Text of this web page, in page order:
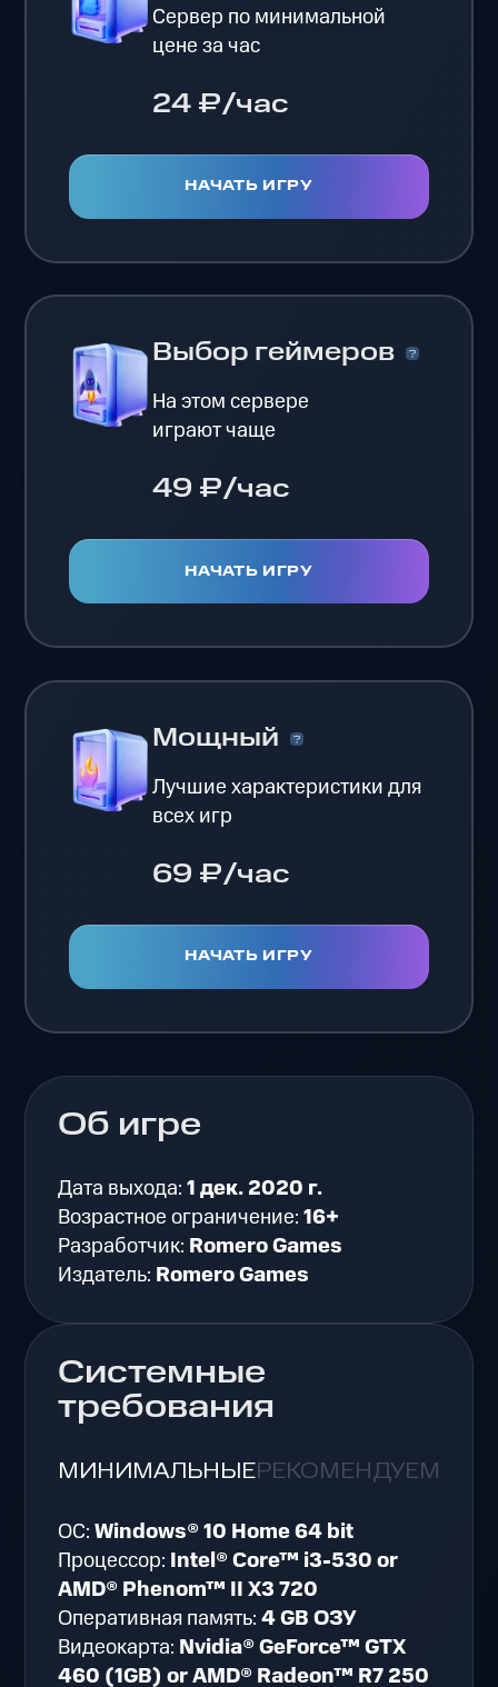
Сервер по минимальной
цене за час
24 ₽/час
НАЧАТЬ ИГРУ
Выбор геймеров
На этом сервере
играют чаще
49 ₽/час
НАЧАТЬ ИГРУ
Мощный
Лучшие характеристики для
всех игр
69 ₽/час
НАЧАТЬ ИГРУ
Об игре
Дата выхода:1 дек. 2020 г.
Возрастное ограничение:16+
Разработчик: Romero Games
Издатель: Romero Games
Системные
требования
МИНИМАЛЬНЫЕРЕКОМЕНДУЕМЫЕ
ОС:Windows® 10 Home 64 bit
Процессор: Intel® Core™ i3-530 or
AMD® Phenom™ II X3 720
Оперативная память:4 GB ОЗУ
Видеокарта: Nvidia® GeForce™ GTX
460 (1GB) or AMD® Radeon™ R7 250